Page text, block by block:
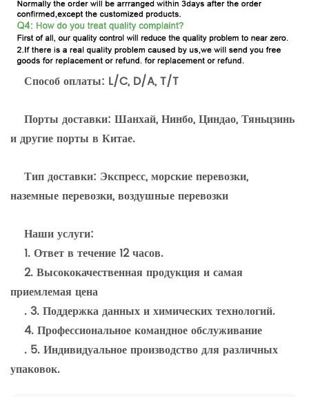
Способ оплаты: L/C, D/A, T/T
Порты доставки: Шанхай, Нинбо, Циндао, Тяньцзинь
и другие порты в Китае.
Тип доставки: Экспресс, морские перевозки,
наземные перевозки, воздушные перевозки
Наши услуги:
1. Ответ в течение 12 часов.
2. Высококачественная продукция и самая
приемлемая цена
. 3. Поддержка данных и химических технологий.
4. Профессиональное командное обслуживание
. 5. Индивидуальное производство для различных
упаковок.